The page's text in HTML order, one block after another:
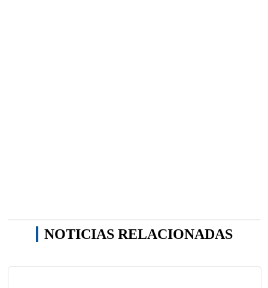
NOTICIAS RELACIONADAS